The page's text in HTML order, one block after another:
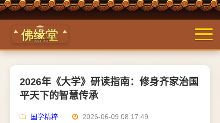
2026年《大学》研读指南：修身齐家治国
平天下的智慧传承
国学精粹
2026-06-09 08:17:49